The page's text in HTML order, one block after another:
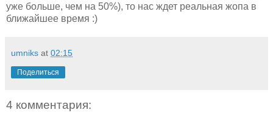
уже больше, чем на 50%), то нас ждет реальная жопа в
ближайшее время :)
umniks at 02:15
Поделиться
4 комментария: